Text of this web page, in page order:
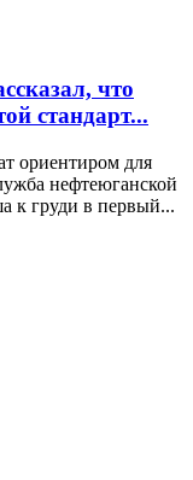
что
стандарт...
ориентиром для
нефтеюганской
к груди в первый...